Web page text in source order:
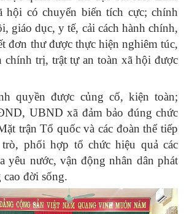
hội có chuyển biến tích cực; chính
giáo dục, y tế, cải cách hành chính,
đơn thư được thực hiện nghiêm túc,
chính trị, trật tự an toàn xã hội được
quyền được củng cố, kiện toàn;
UBND xã đảm bảo đúng chức
trận Tổ quốc và các đoàn thể tiếp
phối hợp tổ chức hiệu quả các
yêu nước, vận động nhân dân phát
đời sống.